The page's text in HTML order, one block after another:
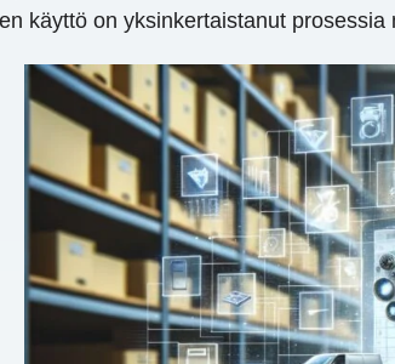
käyttö on yksinkertaistanut prosessia